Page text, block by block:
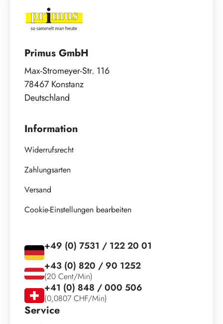
Primus GmbH
Max-Stromeyer-Str. 116
78467 Konstanz
Deutschland
Information
Widerrufsrecht
Zahlungsarten
Versand
Cookie-Einstellungen bearbeiten
Service
+49 (0) 7531 / 122 20 01
+43 (0) 820 / 90 1252
(20 Cent/Min)
+41 (0) 848 / 000 506
(0,0807 CHF/Min)